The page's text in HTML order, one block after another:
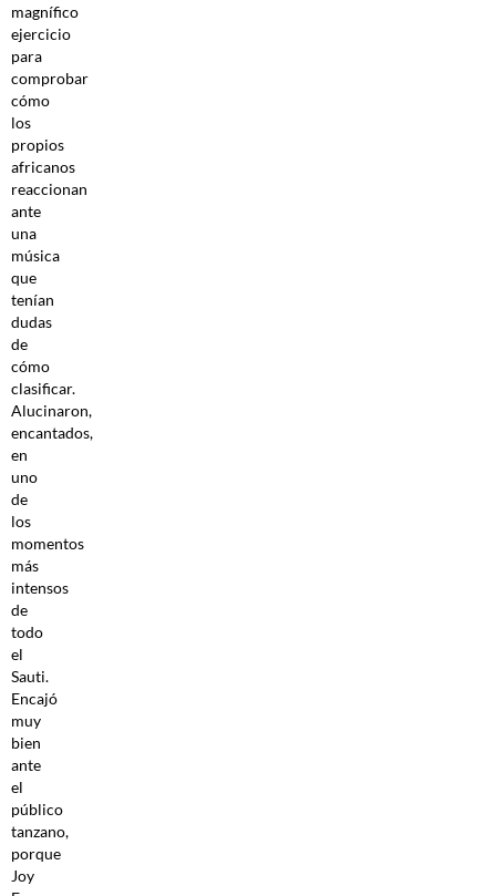
magnífico
ejercicio
para
comprobar
cómo
los
propios
africanos
reaccionan
ante
una
música
que
tenían
dudas
de
cómo
clasificar.
Alucinaron,
encantados,
en
uno
de
los
momentos
más
intensos
de
todo
el
Sauti.
Encajó
muy
bien
ante
el
público
tanzano,
porque
Joy